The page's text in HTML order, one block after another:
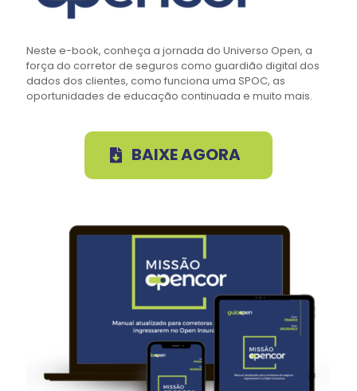
Neste e-book, conheça a jornada do Universo Open, a
força do corretor de seguros como guardião digital dos
dados dos clientes, como funciona uma SPOC, as
oportunidades de educação continuada e muito mais.
BAIXE AGORA